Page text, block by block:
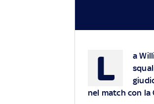
L
a
nel match con la